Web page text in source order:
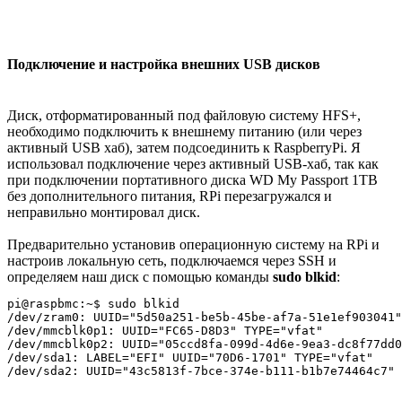
Подключение и настройка внешних USB дисков
Диск, отформатированный под файловую систему HFS+,
необходимо подключить к внешнему питанию (или через
активный USB хаб), затем подсоединить к RaspberryPi. Я
использовал подключение через активный USB-хаб, так как
при подключении портативного диска WD My Passport 1TB
без дополнительного питания, RPi перезагружался и
неправильно монтировал диск.
Предварительно установив операционную систему на RPi и
настроив локальную сеть, подключаемся через SSH и
определяем наш диск с помощью команды sudo blkid:
pi@raspbmc:~$ sudo blkid
/dev/zram0: UUID="5d50a251-be5b-45be-af7a-
/dev/mmcblk0p1: UUID="FC65-D8D3" TYPE="vfat"
/dev/mmcblk0p2: UUID="05ccd8fa-099d-4d6e-9ea3-
/dev/sda1: LABEL="EFI" UUID="70D6-1701" TYPE="vfat"